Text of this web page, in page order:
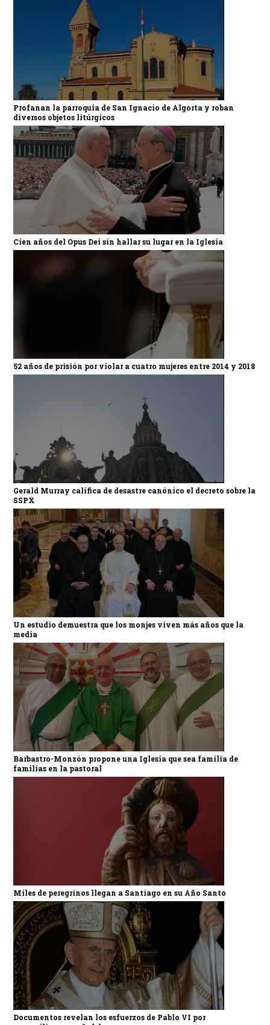
Profanan la parroquia de San Ignacio de Algorta y roban
diversos objetos litúrgicos
Cien años del Opus Dei sin hallar su lugar en la Iglesia
52 años de prisión por violar a cuatro mujeres entre 2014 y 2018
Gerald Murray califica de desastre canónico el decreto sobre la
SSPX
Un estudio demuestra que los monjes viven más años que la
media
Barbastro-Monzón propone una Iglesia que sea familia de
familias en la pastoral
Miles de peregrinos llegan a Santiago en su Año Santo
Documentos revelan los esfuerzos de Pablo VI por